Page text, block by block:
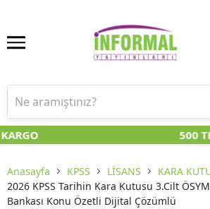
500
Anasayfa KPSS LİSANS
KARA
2026 KPSS Tarihin Kara Kutusu 3.Cilt
Bankası Konu Özetli Dijital Çözümlü